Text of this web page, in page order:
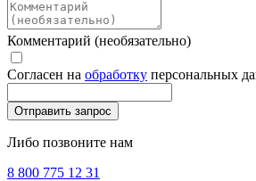
Комментарий (необязательно)
Согласен на обработку персональных
Либо позвоните нам
8 800 775 12 31